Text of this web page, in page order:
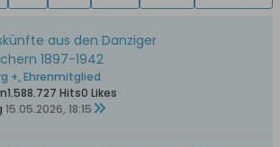
aus den Danziger
1897-1942
+, Ehrenmitglied
1.588.727 Hits0 Likes
15.05.2026, 18:15